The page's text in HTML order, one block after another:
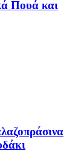
Πουά και